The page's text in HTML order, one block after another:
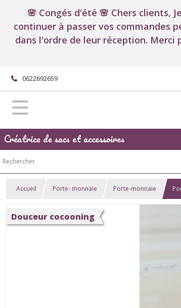
🌸 Congés d'été 🌸 Chers
continuer à passer vos commandes
dans l'ordre de leur réception.
0622692659
Créatrice de sacs et accessoires
Accueil Porte- monnaie Porte-monnaie
Douceur cocooning